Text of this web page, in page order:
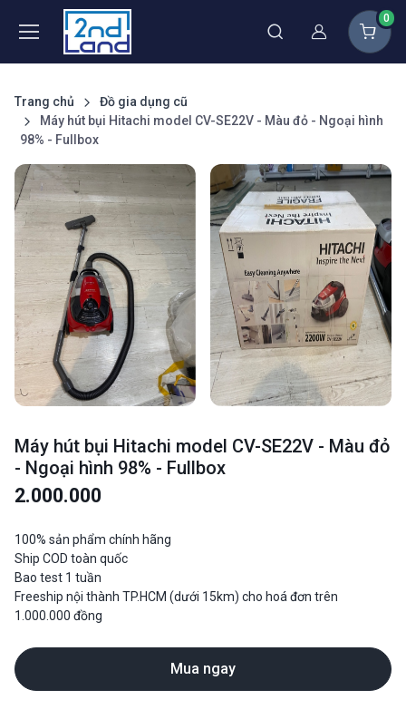
Thành viên
0
Trang chủ
Đồ gia dụng cũ
Máy hút bụi Hitachi model CV-SE22V - Màu đỏ - Ngoại hình
98% - Fullbox
Máy hút bụi Hitachi model CV-SE22V - Màu đỏ
- Ngoại hình 98% - Fullbox
2.000.000
100% sản phẩm chính hãng
Ship COD toàn quốc
Bao test 1 tuần
Freeship nội thành TP.HCM (dưới 15km) cho hoá đơn trên
1.000.000 đồng
Mua ngay